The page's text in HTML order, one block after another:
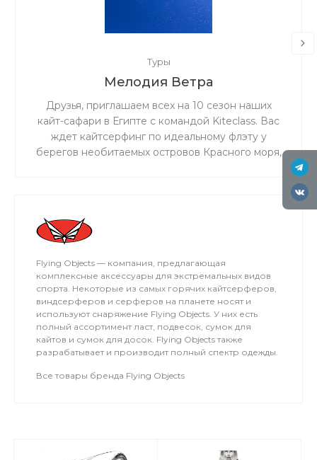
Туры
Мелодия Ветра
Друзья, приглашаем всех на 10 сезон наших
кайт-сафари в Египте с командой Kiteclass. Вас
ждет кайтсерфинг по идеальному флэту у
берегов необитаемых островов Красного моря,
Flying Objects — компания, предлагающая
комплексные аксессуары для экстремальных видов
спорта. Некоторые из самых горячих кайтсерферов,
виндсерферов и серферов на планете носят и
используют снаряжение Flying Objects. У них есть
полный ассортимент ласт, подвесок, сумок для
кайтов и сумок для досок. Flying Objects также
разрабатывает и производит полный спектр одежды.
Все товары бренда Flying Objects